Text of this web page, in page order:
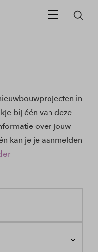
in
bij één van deze
over jouw
kan je je aanmelden